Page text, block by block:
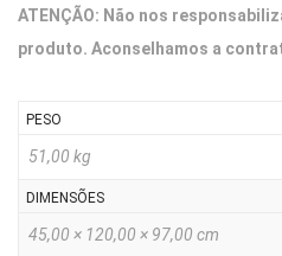
ATENÇÃO: Não nos
produto. Aconselhamos a
PESO
51,00 kg
DIMENSÕES
45,00 × 120,00 × 97,00 cm